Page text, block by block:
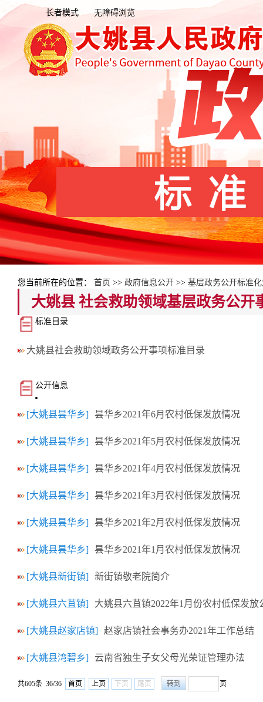
无障碍浏览
长者模式
您当前所在的位置： 首页 >> 政府信息公开 >> 基层政务公开标准
大姚县 社会救助领域基层政务公开
标准目录
大姚县社会救助领域政务公开事项标准目录
公开信息
[大姚县昙华乡] 昙华乡2021年6月农村低保发放情况
[大姚县昙华乡] 昙华乡2021年5月农村低保发放情况
[大姚县昙华乡] 昙华乡2021年4月农村低保发放情况
[大姚县昙华乡] 昙华乡2021年3月农村低保发放情况
[大姚县昙华乡] 昙华乡2021年2月农村低保发放情况
[大姚县昙华乡] 昙华乡2021年1月农村低保发放情况
[大姚县新街镇] 新街镇敬老院简介
[大姚县六苴镇] 大姚县六苴镇2022年1月份农村低保发放
[大姚县赵家店镇] 赵家店镇社会事务办2021年工作总结
[大姚县湾碧乡] 云南省独生子女父母光荣证管理办法
共605条 36/36 首页 上页 下页 尾页 页